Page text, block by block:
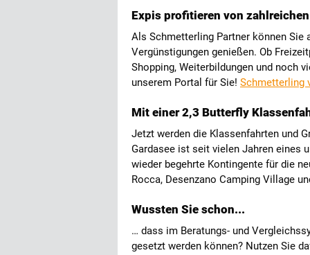
Expis profitieren von
Als Schmetterling Partner können Sie
Vergünstigungen genießen. Ob
Shopping, Weiterbildungen und noch
unserem Portal für Sie! Schmetterling
Mit einer 2,3 Butterfly
Jetzt werden die Klassenfahrten und
Gardasee ist seit vielen Jahren eines
wieder begehrte Kontingente für die
Rocca, Desenzano Camping Village
Wussten Sie schon...
… dass im Beratungs- und
gesetzt werden können? Nutzen Sie